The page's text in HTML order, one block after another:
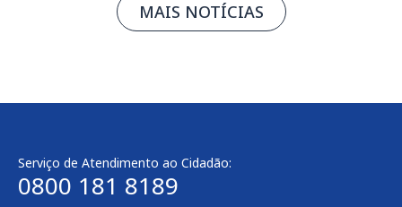
MAIS NOTÍCIAS
Serviço de Atendimento ao Cidadão:
0800 181 8189